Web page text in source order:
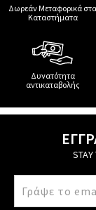
Δωρεάν Μεταφορικά στα
Καταστήματα
Δυνατότητα
αντικαταβολής